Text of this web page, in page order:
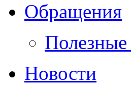
Обращения
Новости